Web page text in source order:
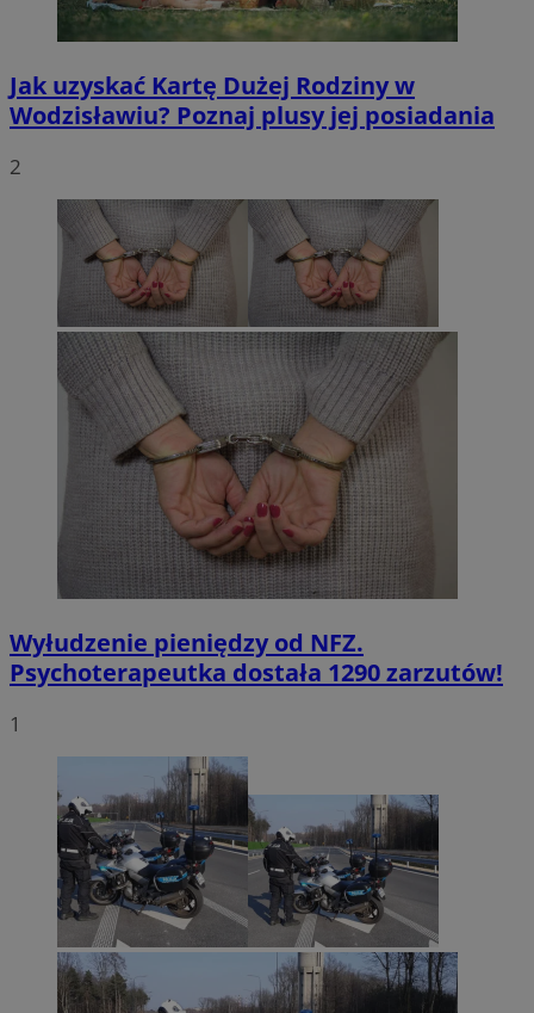
Jak uzyskać Kartę Dużej Rodziny w
Wodzisławiu? Poznaj plusy jej posiadania
2
Wyłudzenie pieniędzy od NFZ.
Psychoterapeutka dostała 1290 zarzutów!
1